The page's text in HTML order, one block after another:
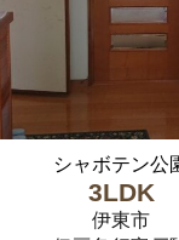
シャボテン公
3LDK
伊東市